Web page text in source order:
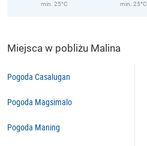
min. 25°C
min. 25°C
Miejsca w pobliżu Malina
Pogoda Casalugan
Pogoda Magsimalo
Pogoda Maning